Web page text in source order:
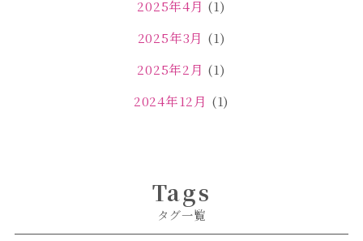
2025年4月 (1)
2025年3月 (1)
2025年2月 (1)
2024年12月 (1)
2024年3月(2)
2024年2月
Tags
タグ一覧